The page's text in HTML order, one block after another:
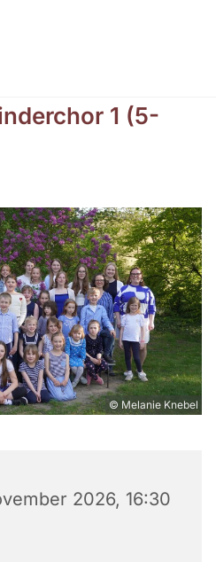
1 (5-
© Melanie Knebel
2026, 16:30